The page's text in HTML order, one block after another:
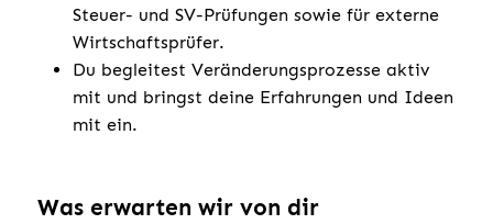
Steuer- und SV-Prüfungen sowie für externe
Wirtschaftsprüfer.
Du begleitest Veränderungsprozesse aktiv
mit und bringst deine Erfahrungen und Ideen
mit ein.
Was erwarten wir von dir